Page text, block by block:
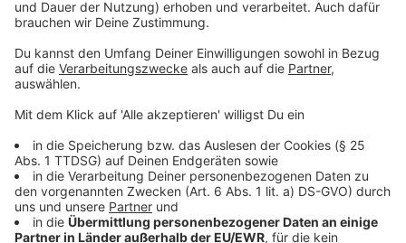
günstigere Version:hier klicken*.
Insektenhotel mit Erdspieß (78cm) :
XL Insektenhotel mit Erdspieß (151cm) :hier
klicken*.
5. Regionale Imker unterstützen
Anzeige